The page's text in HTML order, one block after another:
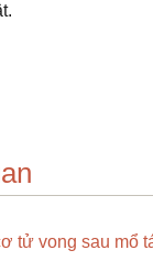
tử vong sau mổ